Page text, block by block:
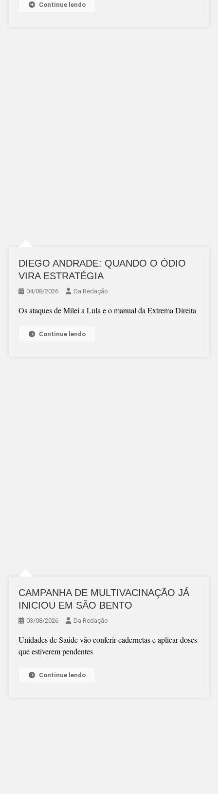
Continue lendo
DIEGO ANDRADE: QUANDO O ÓDIO
VIRA ESTRATÉGIA
04/08/2026 Da Redação
Os ataques de Milei a Lula e o manual da Extrema Direita
Continue lendo
CAMPANHA DE MULTIVACINAÇÃO JÁ
INICIOU EM SÃO BENTO
03/08/2026 Da Redação
Unidades de Saúde vão conferir cadernetas e aplicar doses
que estiverem pendentes
Continue lendo